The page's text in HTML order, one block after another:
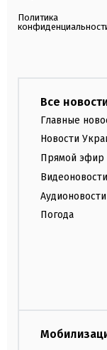
Политика
Все
Главные
Новости
Прямой эфир
Видеоновости
Аудионовости
Погода